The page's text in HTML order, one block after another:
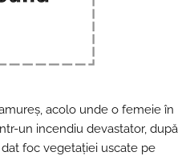
acolo unde o femeie în
un incendiu devastator, după
foc vegetației uscate pe